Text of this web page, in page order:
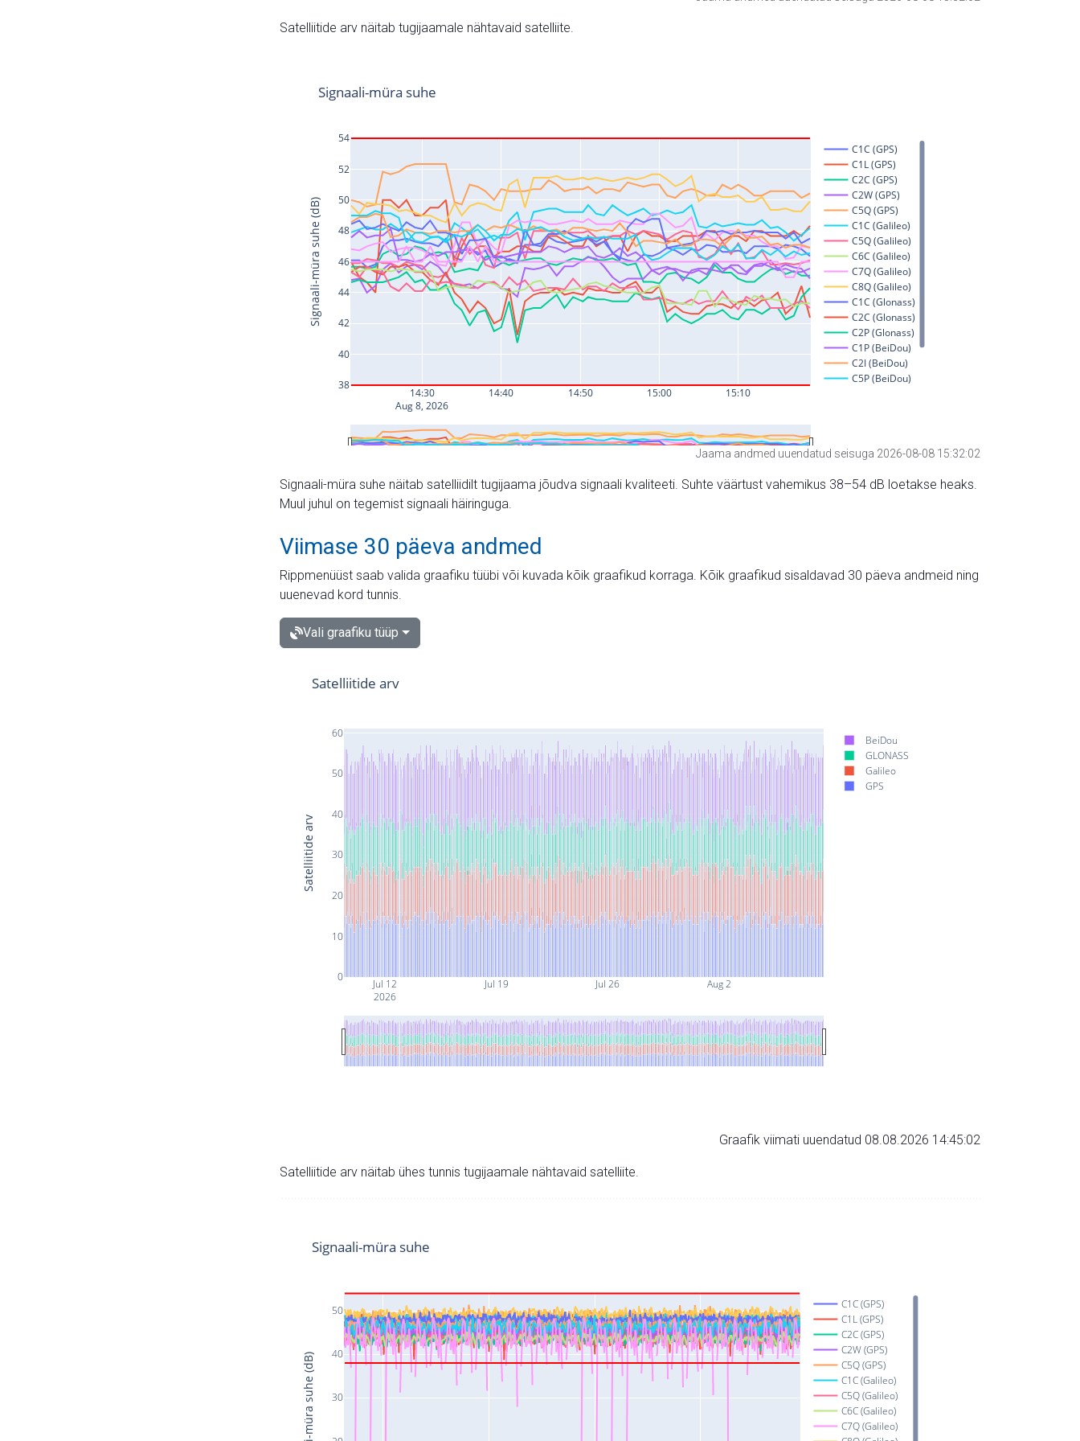
Satelliitide arv näitab tugijaamale nähtavaid satelliite.
Jaama andmed uuendatud seisuga 2026-08-08 15:32:02
Signaali-müra suhe näitab satelliidilt tugijaama jõudva signaali kvaliteeti. Suhte väärtust vahemikus 38–54 dB loetakse heaks.
Muul juhul on tegemist signaali häiringuga.
Viimase 30 päeva andmed
Rippmenüüst saab valida graafiku tüübi või kuvada kõik graafikud korraga. Kõik graafikud sisaldavad 30 päeva andmeid ning
uuenevad kord tunnis.
Vali graafiku tüüp
Jul 12
2026
Jul 19 Jul 26 Aug 2
0
10
20
30
40
50
60
BeiDou
GLONASS
Galileo
GPS
Satelliitide arv
Satelliitide arv
Graafik viimati uuendatud 08.08.2026 14:45:02
Satelliitide arv näitab ühes tunnis tugijaamale nähtavaid satelliite.
30
40
50
C1C (GPS)
C1L (GPS)
C2C (GPS)
C2W (GPS)
C5Q (GPS)
C1C (Galileo)
C5Q (Galileo)
C6C (Galileo)
C7Q (Galileo)
Signaali-müra suhe